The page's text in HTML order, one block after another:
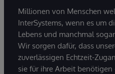
Millionen von Menschen
InterSystems, wenn es um
Lebens und manchmal
Wir sorgen dafür, dass
zuverlässigen Echtzeit-
sie für ihre Arbeit